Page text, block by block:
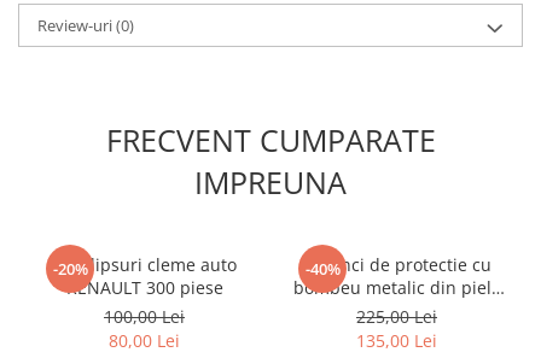
Furtune Aer Comprimat
Masini de gaurit si taiat
Polizoare biax
Scule pentru nituit si capsat
Slefuitoare Pneumatice
Diagnoza si masurari
Injectoare
Review-uri(0)
FRECVENT CUMPARATE
IMPREUNA
-20%
Set clipsuri cleme auto
RENAULT 300 piese
100,00 Lei
80,00 Lei
-40%
Bocanci de protectie cu
bombeu metalic din piele
naturala WS3
225,00 Lei
135,00 Lei